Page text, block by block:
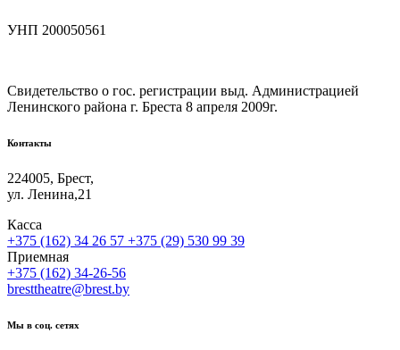
УНП 200050561
Свидетельство о гос. регистрации выд. Администрацией
Ленинского района г. Бреста 8 апреля 2009г.
Контакты
224005, Брест,
ул. Ленина,21
Касса
+375 (162) 34 26 57 +375 (29) 530 99 39
Приемная
+375 (162) 34-26-56
bresttheatre@brest.by
Мы в соц. сетях